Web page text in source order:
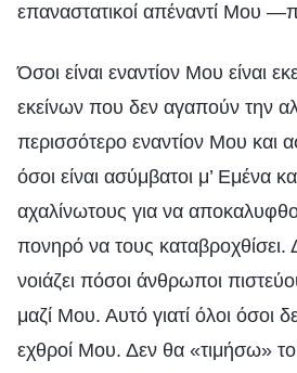
επαναστατικοί απέναντί Μου
Όσοι είναι εναντίον Μου είναι
εκείνων που δεν αγαπούν την
περισσότερο εναντίον Μου και
όσοι είναι ασύμβατοι μ’ Εμένα
αχαλίνωτους για να
πονηρό να τους καταβροχθίσει.
νοιάζει πόσοι άνθρωποι
μαζί Μου. Αυτό γιατί όλοι όσοι
εχθροί Μου. Δεν θα «τιμήσω»